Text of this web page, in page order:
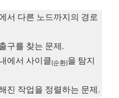
서 다른 노드까지의 경로
구를 찾는 문제.
에서 사이클(순환)을 탐지
진 작업을 정렬하는 문제.